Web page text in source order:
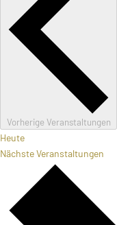
Vorherige Veranstaltungen
Heute
NächsteVeranstaltungen